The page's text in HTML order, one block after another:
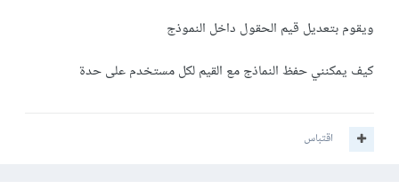
ويقوم بتعديل قيم الحقول داخل النموذج
كيف يمكنني حفظ النماذج مع القيم لكل مستخدم على حدة
اقتباس